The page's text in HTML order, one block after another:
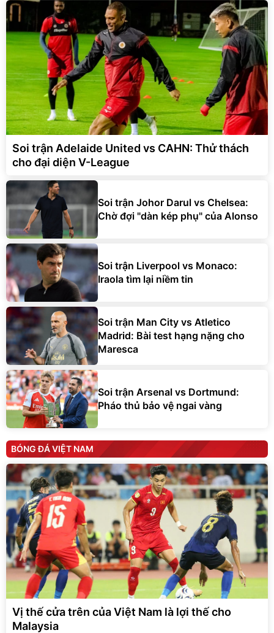
Soi trận Adelaide United vs CAHN: Thử thách
cho đại diện V-League
Soi trận Johor Darul vs Chelsea:
Chờ đợi "dàn kép phụ" của Alonso
Soi trận Liverpool vs Monaco:
Iraola tìm lại niềm tin
Soi trận Man City vs Atletico
Madrid: Bài test hạng nặng cho
Maresca
Soi trận Arsenal vs Dortmund:
Pháo thủ bảo vệ ngai vàng
BÓNG ĐÁ VIỆT NAM
Vị thế cửa trên của Việt Nam là lợi thế cho
Malaysia